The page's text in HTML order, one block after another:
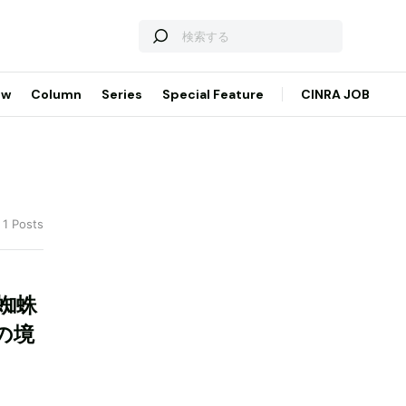
Column Series Special Feature CINRA JOB
Posts
蛛
境